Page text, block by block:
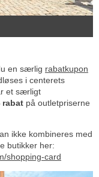
en særlig rabatkupon
i centerets
et særligt
rabat på outletpriserne
ikke kombineres med
butikker her:
shopping-card